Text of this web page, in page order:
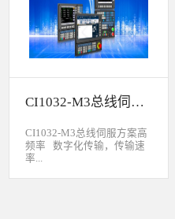
CI1032-M3总线伺服方案
CI1032-M3总线伺服方案高
频率 数字化传输，传输速
率...